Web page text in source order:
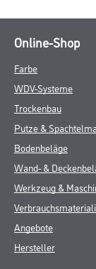
Online-Shop
Farbe
WDV-Systeme
Trockenbau
Putze &
Bodenbeläge
Wand- &
Werkzeug &
Angebote
Hersteller